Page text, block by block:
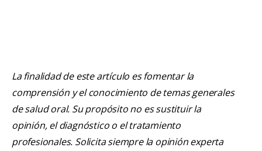
La finalidad de este artículo es fomentar la
comprensión y el conocimiento de temas generales
de salud oral. Su propósito no es sustituir la
opinión, el diagnóstico o el tratamiento
profesionales. Solicita siempre la opinión experta